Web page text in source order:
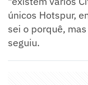
únicos Hotspur,
sei o porquê,
seguiu.